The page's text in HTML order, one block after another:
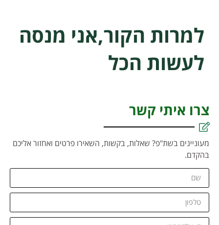
למרות הקור,אני מנסה
לעשות הכל
צרו איתי קשר
מעוניינים בשת"פ? שאלות, בקשות, השאירו פרטים ואחזור אליכם
בהקדם.